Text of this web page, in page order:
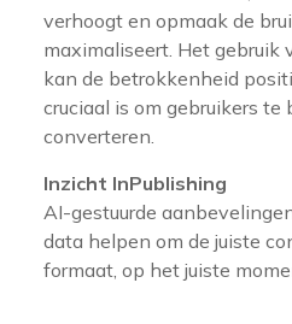
verhoogt en opmaak de
maximaliseert. Het gebruik
kan de betrokkenheid
cruciaal is om gebruikers te
converteren.
Inzicht InPublishing
AI-gestuurde
data helpen om de juiste
formaat, op het juiste